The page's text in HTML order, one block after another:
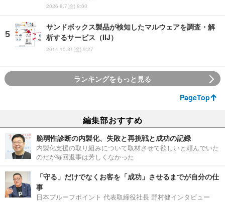
2026.8.7(金) 8:00
サンドボックス製品が検知したマルウェアを調査・解
析するサービス（IIJ）
2014.10.31(金) 9:27
ランキングをもっと見る
PageTop
編集部おすすめ
脆弱性診断の内製化、失敗と再挑戦と成功の記録
内製化支援の取り組みについて取材させて欲しいと頼んでいた
のだが毎回返事は芳しくなかった
「守る」だけでなくお客を「成功」させるまでが自分の仕
事
日本プルーフポイント 代表取締役社長 野村健インタビュー